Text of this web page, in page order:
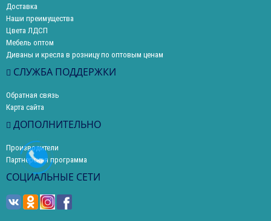
Доставка
Наши преимущества
Цвета ЛДСП
Мебель оптом
Диваны и кресла в розницу по оптовым ценам
СЛУЖБА ПОДДЕРЖКИ
Обратная связь
Карта сайта
ДОПОЛНИТЕЛЬНО
Производители
Партнерская программа
СОЦИАЛЬНЫЕ СЕТИ